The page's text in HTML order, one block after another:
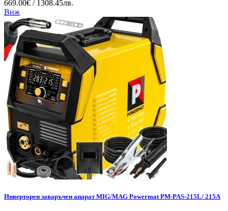
669.00€ / 1308.45лв.
Виж
Инверторен заваръчен апарат MIG/MAG Powermat PM-PAS-215L/ 215A